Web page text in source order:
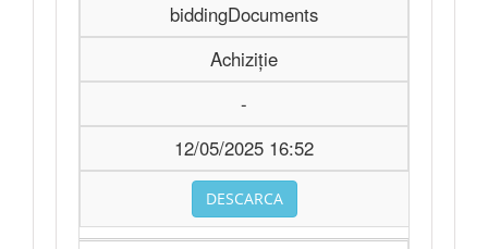
biddingDocuments
Achiziție
-
12/05/2025 16:52
DESCARCA